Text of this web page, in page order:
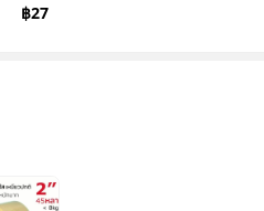
วัด วัดรอบเอว ตลับวัดเอว
฿27